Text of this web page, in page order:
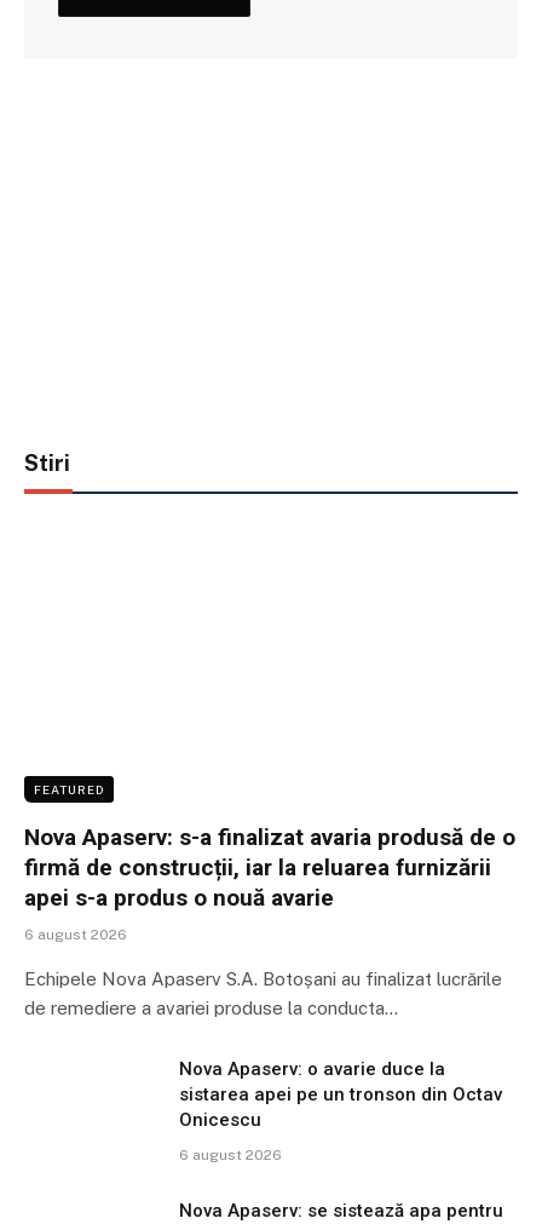
Stiri
FEATURED
Nova Apaserv: s-a finalizat avaria produsă de o
firmă de construcții, iar la reluarea furnizării
apei s-a produs o nouă avarie
6 august 2026
Echipele Nova Apaserv S.A. Botoșani au finalizat lucrările
de remediere a avariei produse la conducta…
Nova Apaserv: o avarie duce la
sistarea apei pe un tronson din Octav
Onicescu
6 august 2026
Nova Apaserv: se sistează apa pentru